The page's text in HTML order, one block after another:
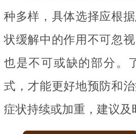
种多样，具体选择应根
状缓解中的作用不可忽
也是不可或缺的部分。
式，才能更好地预防和
症状持续或加重，建议及